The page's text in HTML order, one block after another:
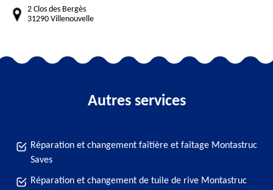
2 Clos des Bergès
31290 Villenouvelle
Autres services
Réparation et changement faîtière et faîtage Montastruc
Saves
Réparation et changement de tuile de rive Montastruc